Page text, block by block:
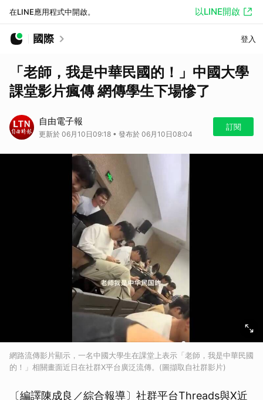
在LINE應用程式中開啟。 以LINE開啟
國際 登入
「老師，我是中華民國的！」中國大學
課堂影片瘋傳 網傳學生下場慘了
自由電子報
更新於 06月10日09:18 • 發布於 06月10日08:04
訂閱
網路流傳影片顯示，一名中國大學生在課堂上表示「老師，我是中華民國
的！」相關畫面近日在社群X平台廣泛流傳。(圖擷取自社群影片)
〔編譯陳成良／綜合報導〕社群平台Threads與X近